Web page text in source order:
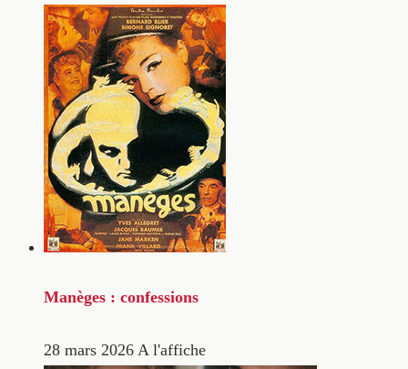
Manèges : confessions
28 mars 2026 A l'affiche